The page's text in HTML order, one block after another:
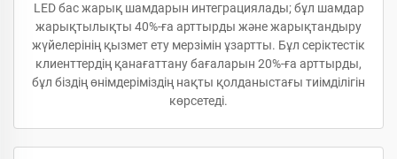
LED бас жарық шамдарын интеграциялады; бұл шамдар
жарықтылықты 40%-ға арттырды және жарықтандыру
жүйелерінің қызмет ету мерзімін ұзартты. Бұл серіктестік
клиенттердің қанағаттану бағаларын 20%-ға арттырды,
бұл біздің өнімдеріміздің нақты қолданыстағы тиімділігін
көрсетеді.